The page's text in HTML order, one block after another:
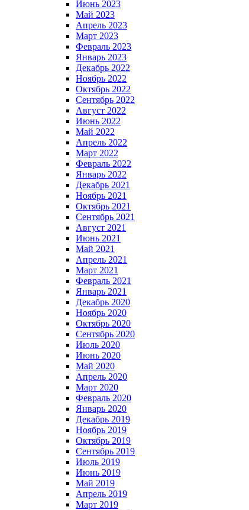
Июнь 2023
Май 2023
Апрель 2023
Март 2023
Февраль 2023
Январь 2023
Декабрь 2022
Ноябрь 2022
Октябрь 2022
Сентябрь 2022
Август 2022
Июнь 2022
Май 2022
Апрель 2022
Март 2022
Февраль 2022
Январь 2022
Декабрь 2021
Ноябрь 2021
Октябрь 2021
Сентябрь 2021
Август 2021
Июнь 2021
Май 2021
Апрель 2021
Март 2021
Февраль 2021
Январь 2021
Декабрь 2020
Ноябрь 2020
Октябрь 2020
Сентябрь 2020
Июль 2020
Июнь 2020
Май 2020
Апрель 2020
Март 2020
Февраль 2020
Январь 2020
Декабрь 2019
Ноябрь 2019
Октябрь 2019
Сентябрь 2019
Июль 2019
Июнь 2019
Май 2019
Апрель 2019
Март 2019